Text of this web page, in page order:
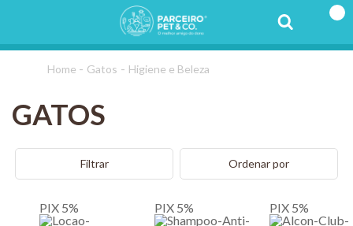
Gatos Higiene e Beleza
GATOS
Filtrar Ordenar por
PIX 5% PIX 5% PIX 5%